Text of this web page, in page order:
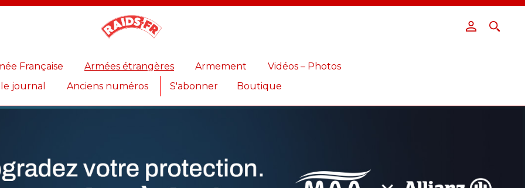
Française Armées étrangères Armement
Vidéos – Photos
journal
Anciens numéros S'abonner Boutique